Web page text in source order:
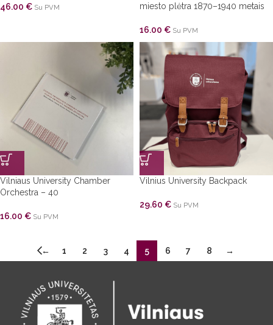
46.00 € Su PVM
miesto plėtra 1870–1940 metais
16.00 € Su PVM
Vilniaus University Chamber
Orchestra – 40
16.00 € Su PVM
Vilnius University Backpack
29.60 € Su PVM
← 1 2 3 4 5 6 7 8 →